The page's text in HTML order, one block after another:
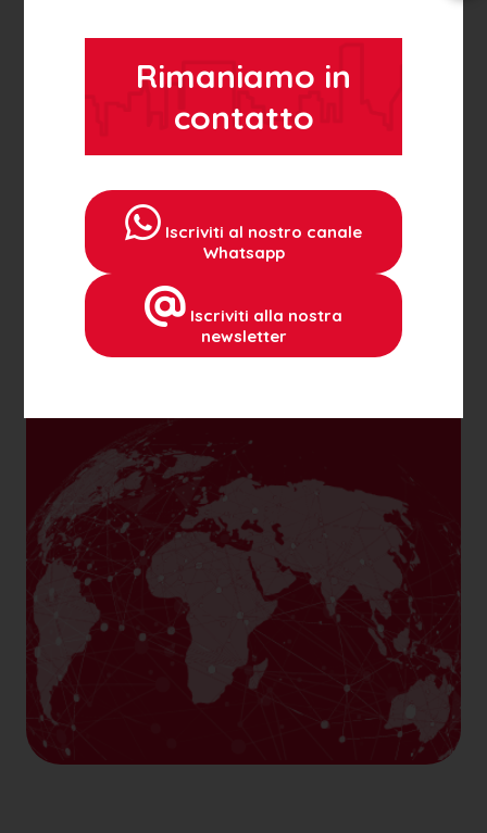
CORDOGLIO PER LA SCOMPARSA DELLA DOTTORESSA MOGENTA E
Pordenonesi nel mondo
Efasce racconta storie e testimonianze di
emigranti pordenonesi attivi in Italia e nel
mondo.
Rimaniamo in
contatto
Iscriviti al nostro canale
Whatsapp
Iscriviti alla nostra
newsletter